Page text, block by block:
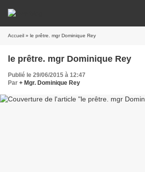
Accueil » le prêtre. mgr Dominique Rey
le prêtre. mgr Dominique Rey
Publié le 29/06/2015 à 12:47
Par + Mgr. Dominique Rey